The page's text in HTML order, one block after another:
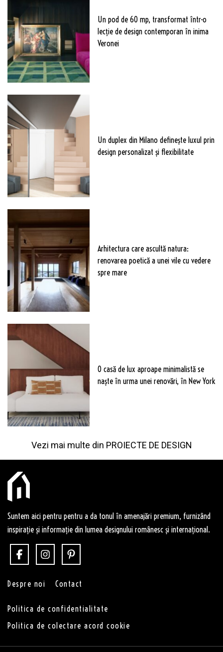
Un pod de 60 mp, transformat într-o
lecție de design contemporan în inima
Veronei
Un duplex din Milano definește luxul prin
design personalizat și flexibilitate
Arhitectura care ascultă natura:
renovarea poetică a unei vile cu vedere
spre mare
O casă de lux aproape minimalistă se
naște în urma unei renovări, în New York
Vezi mai multe din PROIECTE DE DESIGN
Suntem aici pentru pentru a da tonul în amenajări premium, furnizând
inspirație și informație din lumea designului românesc și internațional.
Despre noi Contact
Politica de confidentialitate
Politica de colectare acord cookie